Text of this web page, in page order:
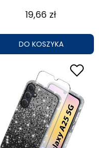
19,66 zł
DO KOSZYKA